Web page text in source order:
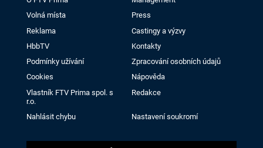
Volná místa
Press
Reklama
Castingy a výzvy
HbbTV
Kontakty
Podmínky užívání
Zpracování osobních údajů
Cookies
Nápověda
Vlastník FTV Prima spol. s
r.o.
Redakce
Nahlásit chybu Nastavení soukromí